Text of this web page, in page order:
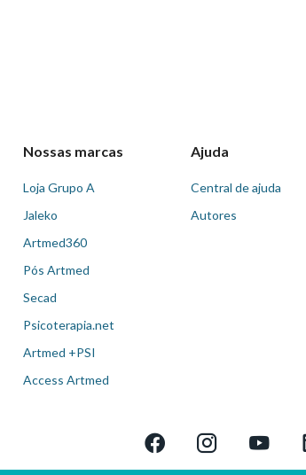
Nossas marcas
Loja Grupo A
Jaleko
Artmed360
Pós Artmed
Secad
Psicoterapia.net
Artmed +PSI
Access Artmed
Ajuda
Central de ajuda
Autores